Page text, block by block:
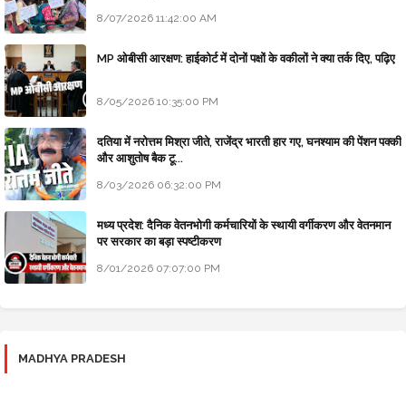
8/07/2026 11:42:00 AM
MP ओबीसी आरक्षण: हाईकोर्ट में दोनों पक्षों के वकीलों ने क्या तर्क दिए, पढ़िए
8/05/2026 10:35:00 PM
दतिया में नरोत्तम मिश्रा जीते, राजेंद्र भारती हार गए, घनश्याम की पेंशन पक्की
और आशुतोष बैक टू...
8/03/2026 06:32:00 PM
मध्य प्रदेश: दैनिक वेतनभोगी कर्मचारियों के स्थायी वर्गीकरण और वेतनमान
पर सरकार का बड़ा स्पष्टीकरण
8/01/2026 07:07:00 PM
MADHYA PRADESH